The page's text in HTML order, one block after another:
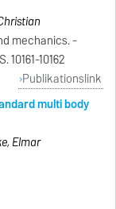
mechanics. -
10161-10162
Publikationslink
multi body
Elmar